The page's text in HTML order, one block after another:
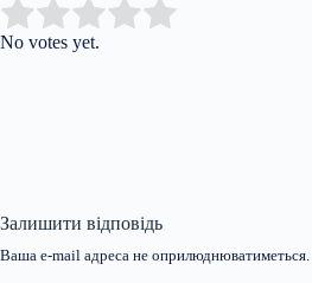
Rate this item:
No votes yet.
Залишити відповідь
Ваша e-mail адреса не оприлюднюватиметься.